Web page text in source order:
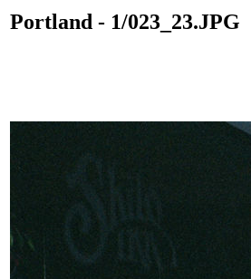
Portland - 1/023_23.JPG